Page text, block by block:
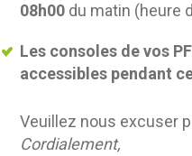
08h00 du matin (heure
Les consoles de vos
accessibles pendant
Veuillez nous excuser
Cordialement,